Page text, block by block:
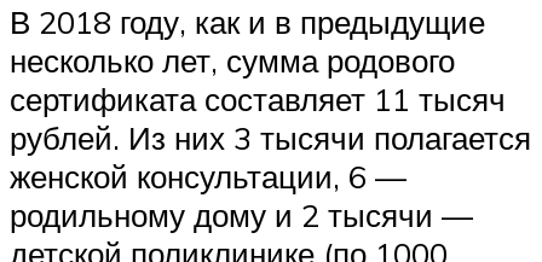
В 2018 году, как и в предыдущие
несколько лет, сумма родового
сертификата составляет 11 тысяч
рублей. Из них 3 тысячи полагается
женской консультации, 6 —
родильному дому и 2 тысячи —
детской поликлинике (по 1000